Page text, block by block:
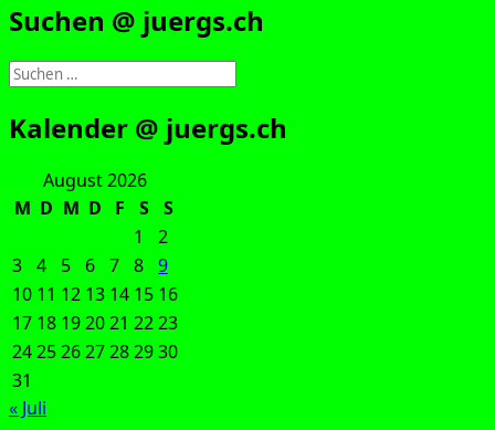
Suchen @ juergs.ch
Suchen
nach:
Kalender @ juergs.ch
August 2026
M D M D F S
S
1
2
3 4 5 6 7 8 9
10 11 12 13 14 15 16
17 18 192021 2223
24252627282930
31
« Juli